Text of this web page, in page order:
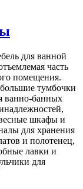
для ванной
часть
помещения.
тумбочки
ванно-банных
шкафы и
для хранения
и полотенец,
лавки и
для